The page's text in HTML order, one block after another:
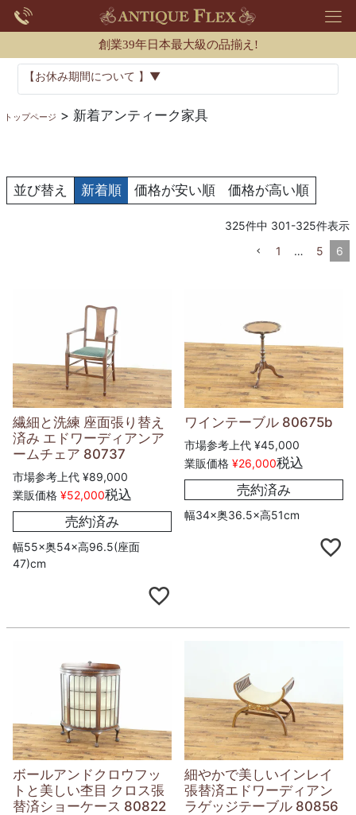
創業39年日本最大級の品揃え!
【お休み期間について 】▼
トップページ 新着アンティーク家具
並び替え 新着順 価格が安い順 価格が高い順
325件中 301-325件表示
1
… 5 6
繊細と洗練 座面張り替え
済み エドワーディアンア
ームチェア 80737
市場参考上代 ¥89,000
業販価格 ¥52,000税込
売約済み
幅55×奥54×高96.5(座面
47)cm
ワインテーブル 80675b
市場参考上代 ¥45,000
業販価格 ¥26,000税込
売約済み
幅34×奥36.5×高51cm
ボールアンドクロウフッ
トと美しい杢目 クロス張
替済ショーケース 80822
細やかで美しいインレイ
張替済エドワーディアン
ラゲッジテーブル 80856